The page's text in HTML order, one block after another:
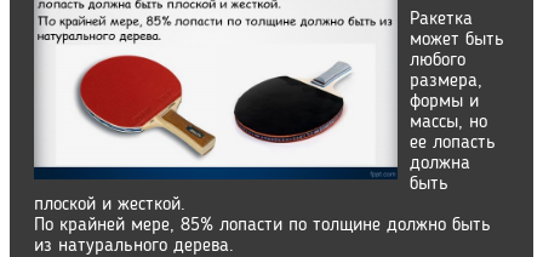
Ракетка
может быть
любого
размера,
формы и
массы, но
ее лопасть
должна
быть
плоской и жесткой.
По крайней мере, 85% лопасти по толщине должно быть
из натурального дерева.